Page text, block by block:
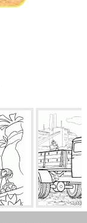
オペル